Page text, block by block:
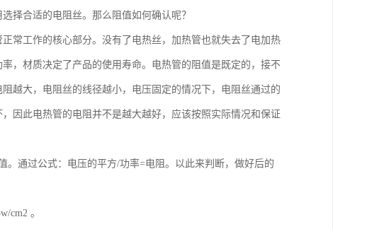
择合适的电阻丝。那么阻值如何确认呢？
常工作的核心部分。没有了电热丝，加热管也就失去了电加热
，材质决定了产品的使用寿命。电热管的阻值是既定的，接不
越大，电阻丝的线径越小，电压固定的情况下，电阻丝通过的
因此电热管的电阻并不是越大越好，应该按照实际情况和保证
通过公式：电压的平方/功率=电阻。以此来判断，做好后的
cm2 。